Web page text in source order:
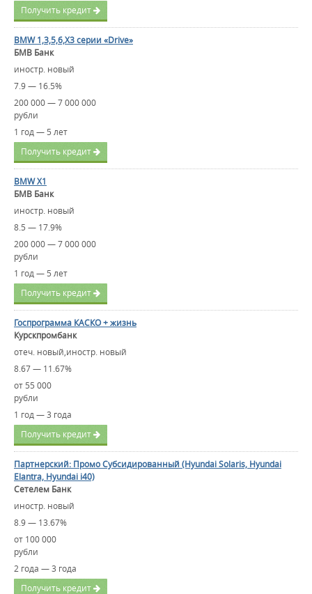
Получить кредит
BMW 1,3,5,6,X3 серии «Drive»
БМВ Банк
иностр. новый
7.9 — 16.5%
200 000 — 7 000 000
рубли
1 год — 5 лет
Получить кредит
BMW X1
БМВ Банк
иностр. новый
8.5 — 17.9%
200 000 — 7 000 000
рубли
1 год — 5 лет
Получить кредит
Госпрограмма КАСКО + жизнь
Курскпромбанк
отеч. новый,иностр. новый
8.67 — 11.67%
от 55 000
рубли
1 год — 3 года
Получить кредит
Партнерский: Промо Субсидированный (Hyundai Solaris, Hyundai
Elantra, Hyundai i40)
Сетелем Банк
иностр. новый
8.9 — 13.67%
от 100 000
рубли
2 года — 3 года
Получить кредит